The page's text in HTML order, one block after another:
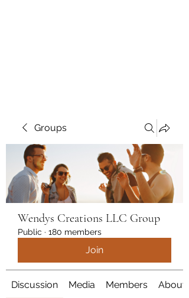
Groups
Wendys Creations LLC Group
Public · 180 members
Join
Discussion Media Members About